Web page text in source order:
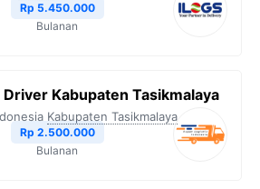
Rp 5.450.000
Bulanan
Kabupaten Tasikmalaya
Kabupaten Tasikmalaya
Rp 2.500.000
Bulanan